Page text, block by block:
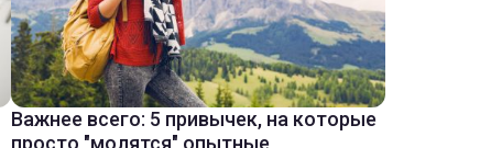
Важнее всего: 5 привычек, на которые
просто "молятся" опытные